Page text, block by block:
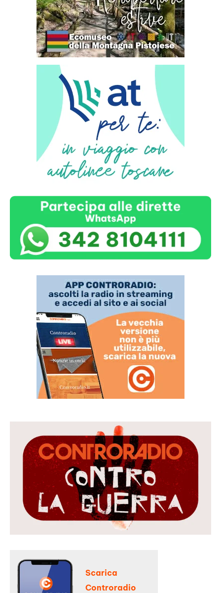
Scarica
Controradio